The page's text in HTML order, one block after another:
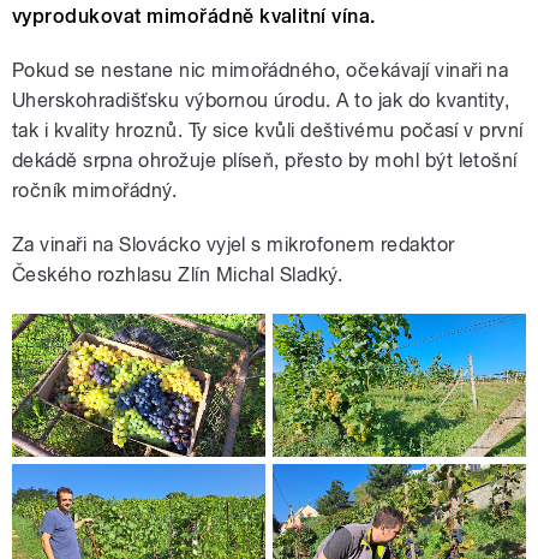
vyprodukovat mimořádně kvalitní vína.
Pokud se nestane nic mimořádného, očekávají vinaři na
Uherskohradišťsku výbornou úrodu. A to jak do kvantity,
tak i kvality hroznů. Ty sice kvůli deštivému počasí v první
dekádě srpna ohrožuje plíseň, přesto by mohl být letošní
ročník mimořádný.
Za vinaři na Slovácko vyjel s mikrofonem redaktor
Českého rozhlasu Zlín Michal Sladký.